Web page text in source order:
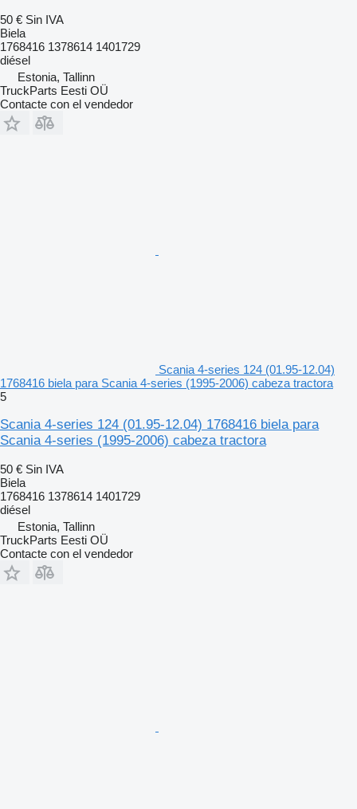
50 € Sin IVA
Biela
1768416 1378614 1401729
diésel
Estonia, Tallinn
TruckParts Eesti OÜ
Contacte con el vendedor
Scania 4-series 124 (01.95-12.04)
1768416 biela para Scania 4-series (1995-2006) cabeza tractora
5
Scania 4-series 124 (01.95-12.04) 1768416 biela para
Scania 4-series (1995-2006) cabeza tractora
50 € Sin IVA
Biela
1768416 1378614 1401729
diésel
Estonia, Tallinn
TruckParts Eesti OÜ
Contacte con el vendedor